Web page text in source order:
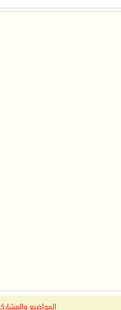
المواضيع